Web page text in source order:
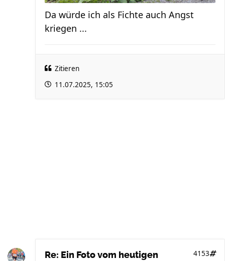
Da würde ich als Fichte auch Angst
kriegen ...
Zitieren
11.07.2025, 15:05
Re: Ein Foto vom heutigen
4153